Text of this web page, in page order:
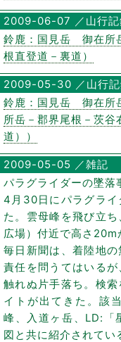
2009-06-07 ／山行記
鈴鹿：国見岳 御在所
根直登道－裏道）
2009-05-30 ／山行記
鈴鹿：国見岳 御在所
所岳－郡界尾根－茨谷
道））
2009-05-05 ／雑記
パラグライダーの墜落
4月30日にパラグライ
た。雲母峰を飛び立
広場）付近で高さ20m
毎日新聞は、着陸地
責任を問うてはいる
触れぬ片手落ち。検
イトが出てきた。該
峰、入道ヶ岳、LD:「
図と共に紹介されてい